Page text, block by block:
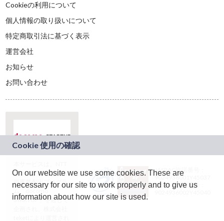
Cookieの利用について
個人情報の取り扱いについて
特定商取引法に基づく表示
運営会社
お知らせ
お問い合わせ
ドコモグループの新
規事業創出プログラ
ム「docomo
STARTUP」を通じて
JASRAC許諾番号：
9024936001Y45037
JASRAC許諾番号：
On our website we use some cookies. These are
necessary for our site to work properly and to give us
information about how our site is used.